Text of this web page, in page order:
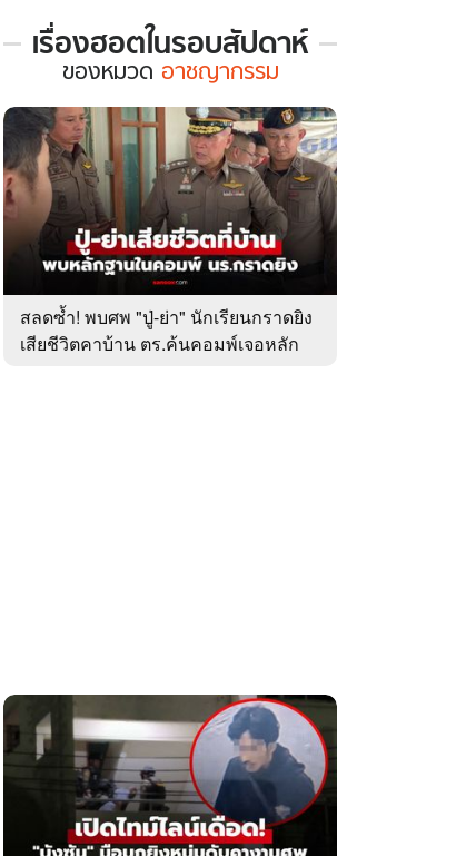
เรื่องฮอตในรอบสัปดาห์
เรื่อง
ใน
รอบ
สัปดาห์
ของ
หมวด
อาชญากรรม
ของหมวด อาชญากรรม
สลดซ้ำ! พบศพ "ปู่-ย่า" นักเรียนกราดยิง
เสียชีวิตคาบ้าน ตร.ค้นคอมพ์เจอหลัก